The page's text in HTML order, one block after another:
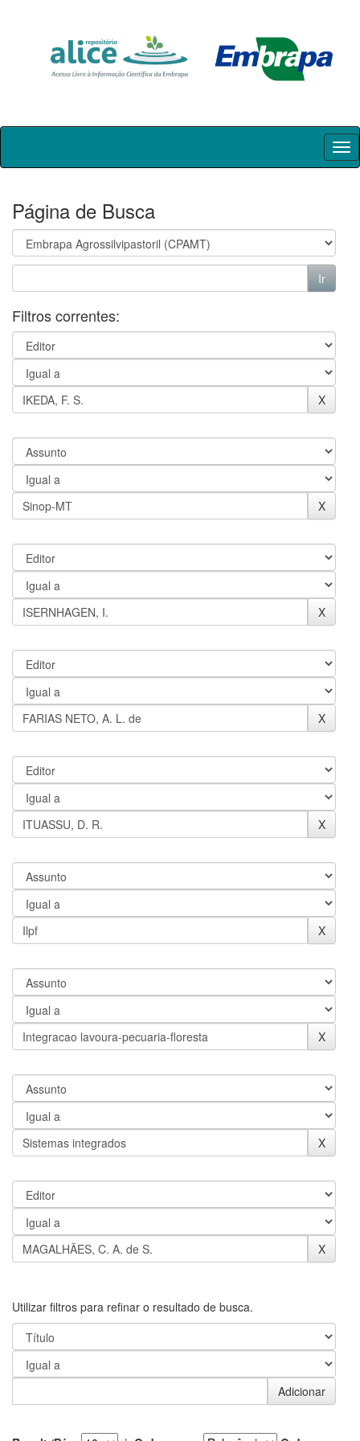
Skip
Página de Busca
Filtros correntes:
Utilizar filtros para refinar o resultado de busca.